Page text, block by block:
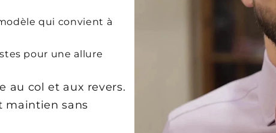
qui convient à
pour une allure
au col et aux revers.
maintien sans